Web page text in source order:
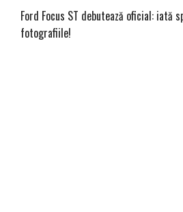
Ford Focus ST debutează oficial: iată
fotografiile!